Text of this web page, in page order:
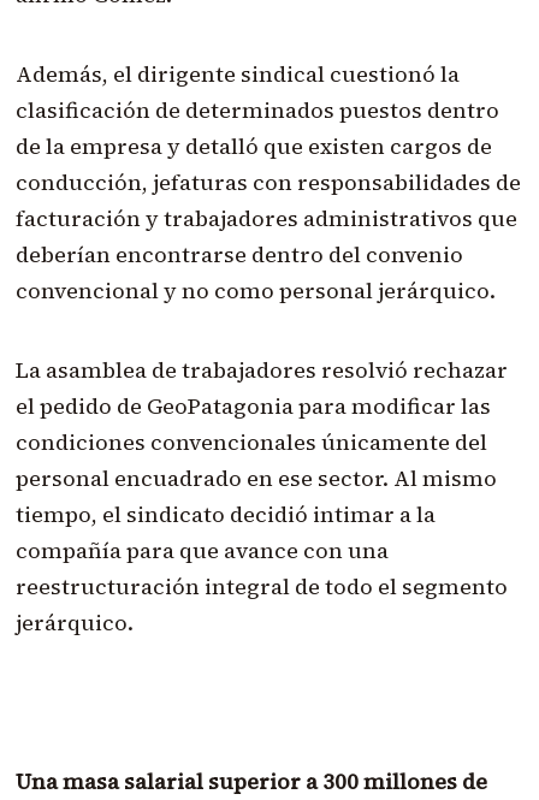
Además, el dirigente sindical cuestionó la
clasificación de determinados puestos dentro
de la empresa y detalló que existen cargos de
conducción, jefaturas con responsabilidades de
facturación y trabajadores administrativos que
deberían encontrarse dentro del convenio
convencional y no como personal jerárquico.
La asamblea de trabajadores resolvió rechazar
el pedido de GeoPatagonia para modificar las
condiciones convencionales únicamente del
personal encuadrado en ese sector. Al mismo
tiempo, el sindicato decidió intimar a la
compañía para que avance con una
reestructuración integral de todo el segmento
jerárquico.
Una masa salarial superior a 300 millones de